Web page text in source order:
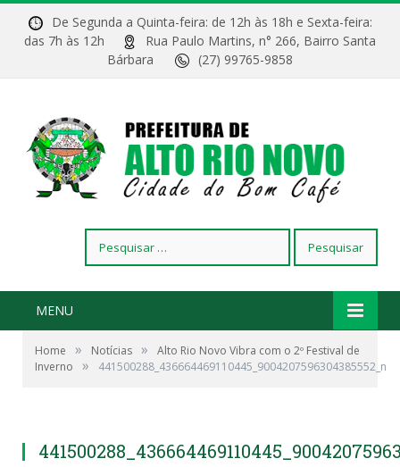
De Segunda a Quinta-feira: de 12h às 18h e Sexta-feira:
das 7h às 12h
Rua Paulo Martins, n° 266, Bairro Santa
Bárbara
(27) 99765-9858
por:
MENU
Home » Notícias »
Alto Rio Novo Vibra com o 2º Festival de
Inverno
» 441500288_436664469110445_9004207596304385552_n